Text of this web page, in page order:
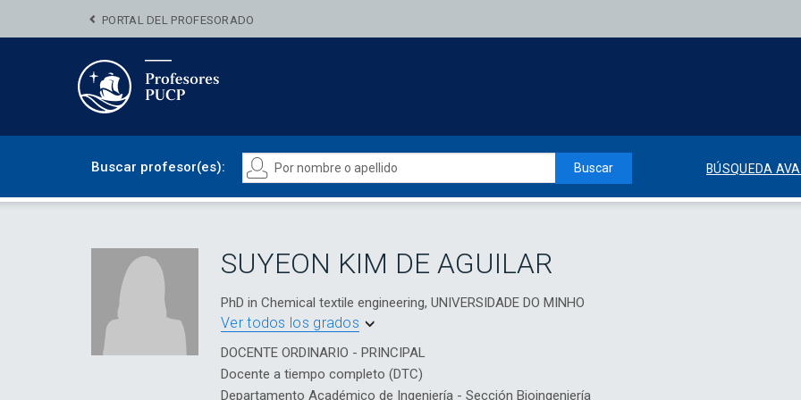
PORTAL DEL PROFESORADO
Buscar profesor(es): Buscar BÚSQUEDA
SUYEON KIM DE AGUILAR
PhD in Chemical textile engineering, UNIVERSIDADE DO MINHO
Ver todos los grados
DOCENTE ORDINARIO - PRINCIPAL
Docente a tiempo completo (DTC)
Departamento Académico de Ingeniería - Sección Bioingeniería